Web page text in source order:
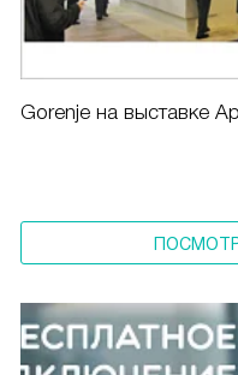
Gorenje на выставке